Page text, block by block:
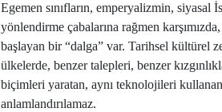
Egemen sınıfların, emperyalizmin, siyasal
yönlendirme çabalarına rağmen
başlayan bir “dalga” var. Tarihsel kültürel
ülkelerde, benzer talepleri, benzer
biçimleri yaratan, aynı teknolojileri
anlamlandırılamaz.